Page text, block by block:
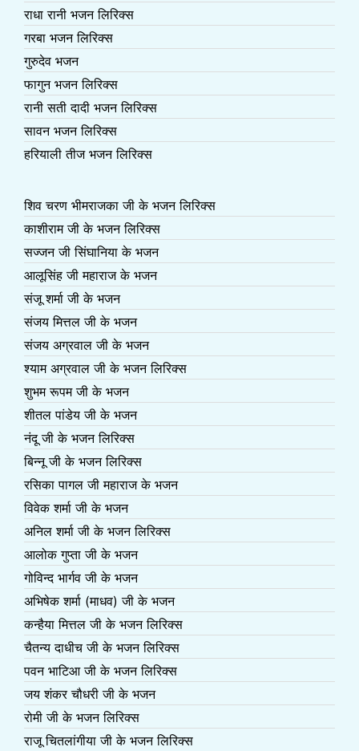
राधा रानी भजन लिरिक्स
गरबा भजन लिरिक्स
गुरुदेव भजन
फागुन भजन लिरिक्स
रानी सती दादी भजन लिरिक्स
सावन भजन लिरिक्स
हरियाली तीज भजन लिरिक्स
शिव चरण भीमराजका जी के भजन लिरिक्स
काशीराम जी के भजन लिरिक्स
सज्जन जी सिंघानिया के भजन
आलूसिंह जी महाराज के भजन
संजू शर्मा जी के भजन
संजय मित्तल जी के भजन
संजय अग्रवाल जी के भजन
श्याम अग्रवाल जी के भजन लिरिक्स
शुभम रूपम जी के भजन
शीतल पांडेय जी के भजन
नंदू जी के भजन लिरिक्स
बिन्नू जी के भजन लिरिक्स
रसिका पागल जी महाराज के भजन
विवेक शर्मा जी के भजन
अनिल शर्मा जी के भजन लिरिक्स
आलोक गुप्ता जी के भजन
गोविन्द भार्गव जी के भजन
अभिषेक शर्मा (माधव) जी के भजन
कन्हैया मित्तल जी के भजन लिरिक्स
चैतन्य दाधीच जी के भजन लिरिक्स
पवन भाटिआ जी के भजन लिरिक्स
जय शंकर चौधरी जी के भजन
रोमी जी के भजन लिरिक्स
राजू चितलांगीया जी के भजन लिरिक्स